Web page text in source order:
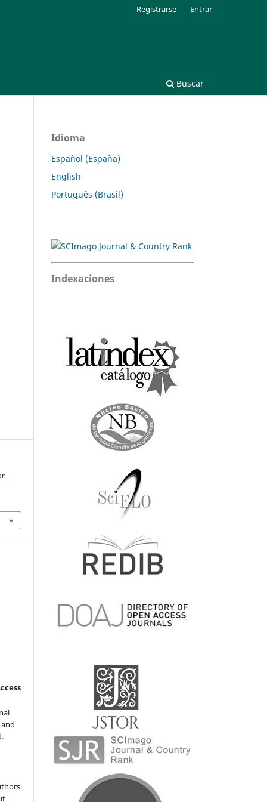
Buscar
Registrarse Entrar
Idioma
Español (España)
English
Português (Brasil)
Indexaciones